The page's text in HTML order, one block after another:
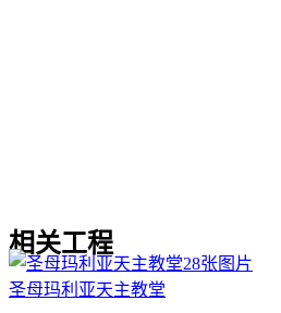
相关工程
28张图片
圣母玛利亚天主教堂